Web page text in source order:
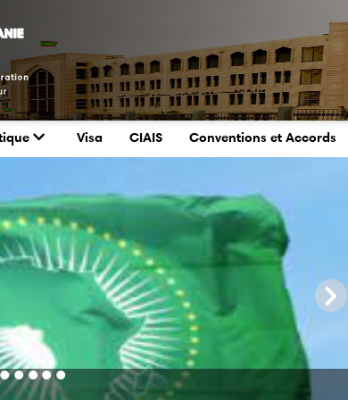
Visa CIAIS Conventions et Accords